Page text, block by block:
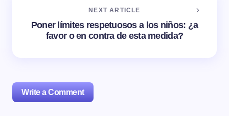
NEXT ARTICLE
Poner límites respetuosos a los niños: ¿a
favor o en contra de esta medida?
Write a Comment